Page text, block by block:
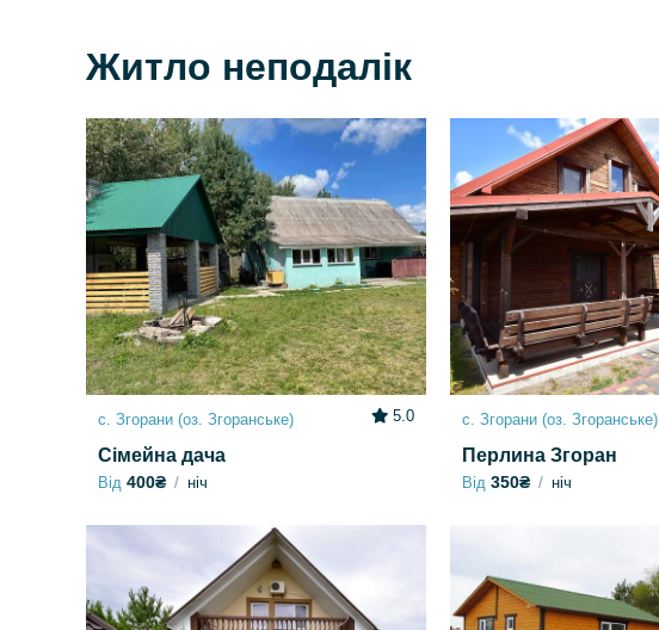
Житло неподалік
с. Згорани (оз. Згоранське) 5.0
Сімейна дача
Від 400₴ ніч
с. Згорани (оз. Згоранське)
Перлина Згоран
Від 350₴ ніч